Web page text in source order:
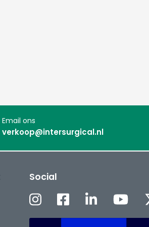
Email ons
verkoop@intersurgical.nl
Social